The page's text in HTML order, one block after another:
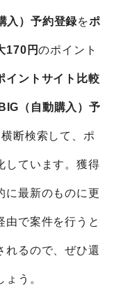
入）予約登録をポ
170円のポイント
イントサイト比較
（自動購入）予
断検索して、ポ
しています。獲得
に最新のものに更
由で案件を行うと
れるので、ぜひ還
う。